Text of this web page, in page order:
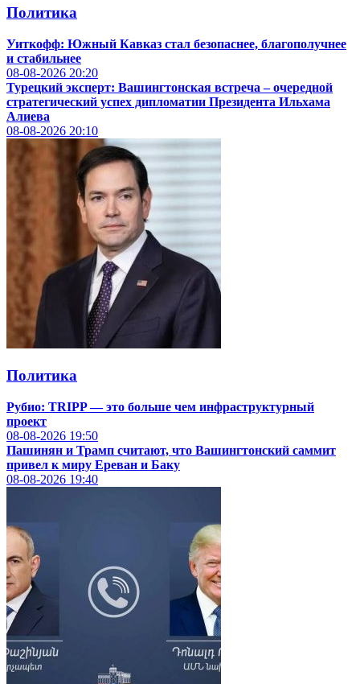
Политика
Уиткофф: Южный Кавказ стал безопаснее, благополучнее
и стабильнее
08-08-2026 20:20
Турецкий эксперт: Вашингтонская встреча – очередной
стратегический успех дипломатии Президента Ильхама
Алиева
08-08-2026 20:10
Политика
Рубио: TRIPP — это больше чем инфраструктурный
проект
08-08-2026 19:50
Пашинян и Трамп считают, что Вашингтонский саммит
привел к миру Ереван и Баку
08-08-2026 19:40